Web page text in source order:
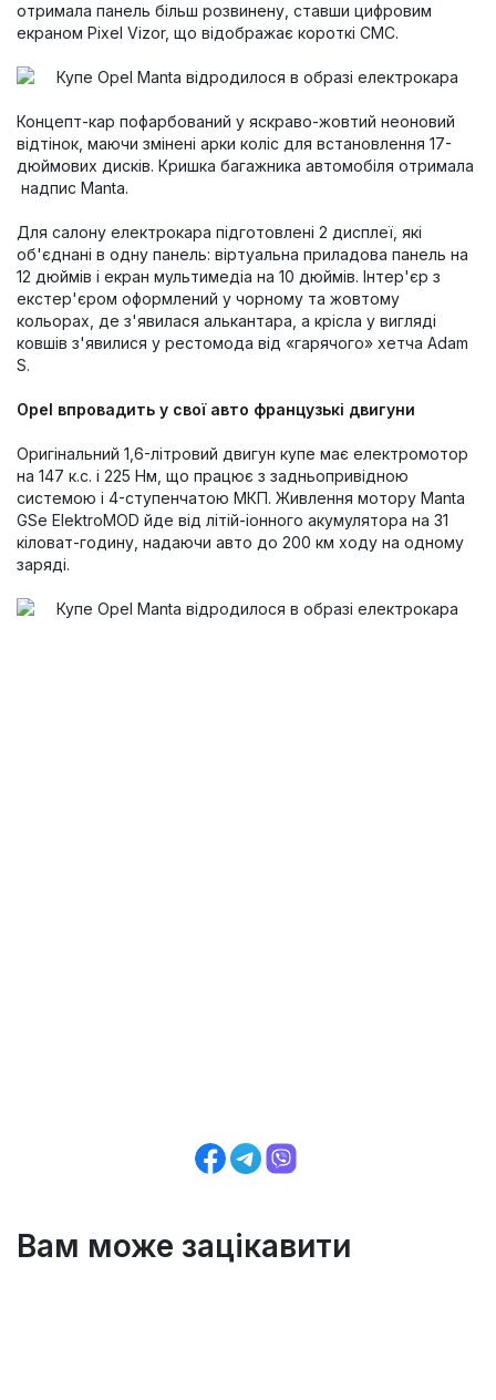
отримала панель більш розвинену, ставши цифровим
екраном Pixel Vizor, що відображає короткі СМС.
Концепт-кар пофарбований у яскраво-жовтий неоновий
відтінок, маючи змінені арки коліс для встановлення 17-
дюймових дисків. Кришка багажника автомобіля отримала
надпис Manta.
Для салону електрокара підготовлені 2 дисплеї, які
об'єднані в одну панель: віртуальна приладова панель на
12 дюймів і екран мультимедіа на 10 дюймів. Інтер'єр з
екстер'єром оформлений у чорному та жовтому
кольорах, де з'явилася алькантара, а крісла у вигляді
ковшів з'явилися у рестомода від «гарячого» хетча Adam
S.
Opel впровадить у свої авто французькі двигуни
Оригінальний 1,6-літровий двигун купе має електромотор
на 147 к.с. і 225 Нм, що працює з задньопривідною
системою і 4-ступенчатою МКП. Живлення мотору Manta
GSe ElektroMOD йде від літій-іонного акумулятора на 31
кіловат-годину, надаючи авто до 200 км ходу на одному
заряді.
Вам може зацікавити